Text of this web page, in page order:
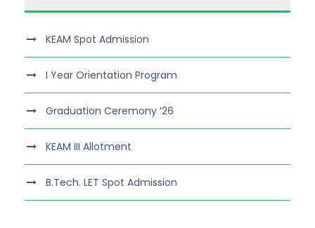
KEAM Spot Admission
I Year Orientation Program
Graduation Ceremony ’26
KEAM III Allotment
B.Tech. LET Spot Admission